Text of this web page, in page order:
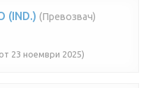
(IND.) (Превозвач)
23 ноември 2025)